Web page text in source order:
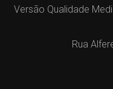
Versão Qualidade
Rua